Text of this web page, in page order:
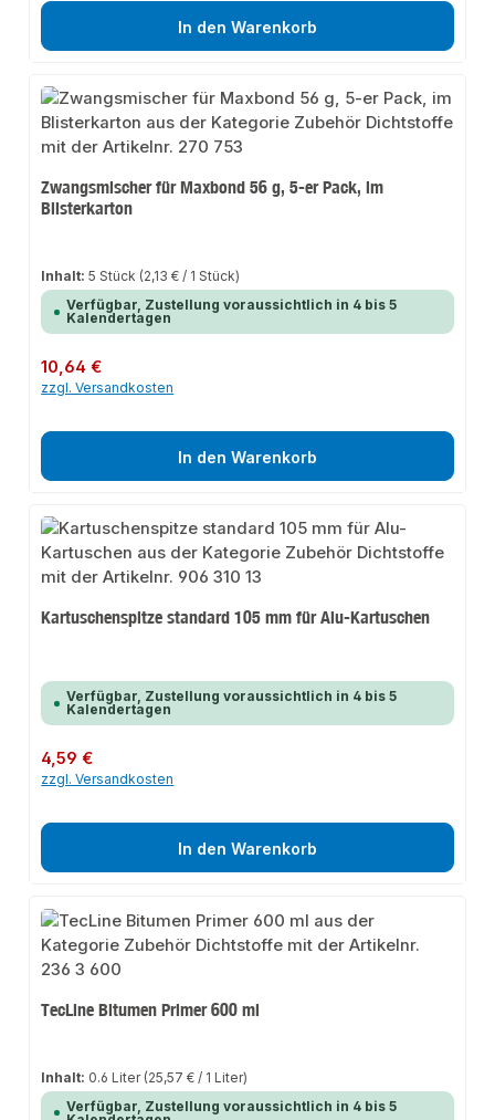
In den Warenkorb
Zwangsmischer für Maxbond 56 g, 5-er Pack, im
Blisterkarton
Inhalt:5 Stück (2,13 € / 1 Stück)
Verfügbar, Zustellung voraussichtlich in 4 bis 5
Kalendertagen
Regulärer Preis:
10,64 €
zzgl. Versandkosten
In den Warenkorb
Kartuschenspitze standard 105 mm für Alu-Kartuschen
Verfügbar, Zustellung voraussichtlich in 4 bis 5
Kalendertagen
Regulärer Preis:
4,59 €
zzgl. Versandkosten
In den Warenkorb
TecLine Bitumen Primer 600 ml
Inhalt: 0.6 Liter (25,57 € / 1 Liter)
Verfügbar, Zustellung voraussichtlich in 4 bis 5